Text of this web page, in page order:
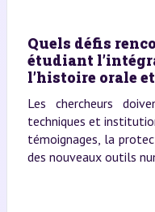
Quels défis
étudiant
l’histoire orale
Les chercheurs
techniques et
témoignages, la
des nouveaux outils